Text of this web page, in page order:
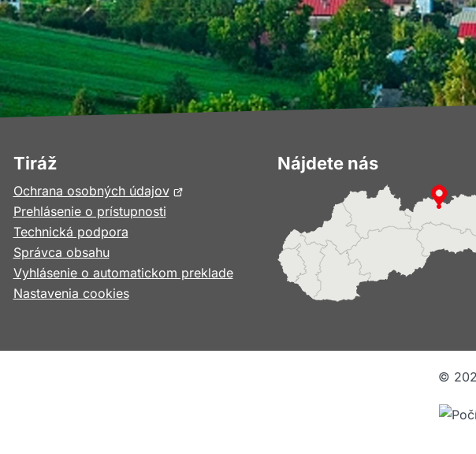
Tiráž
Ochrana osobných údajovOtvorí
okne
Prehlásenie o prístupnosti
Technická podpora
Správca obsahu
Vyhlásenie o automatickom preklade
Nastavenia cookies
Nájdete nás
©